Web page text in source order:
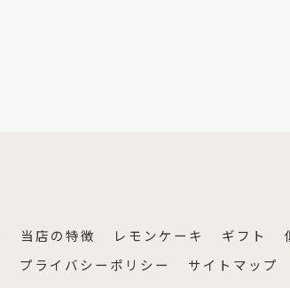
当店の特徴 レモンケーキ ギフト
プライバシーポリシー サイトマップ